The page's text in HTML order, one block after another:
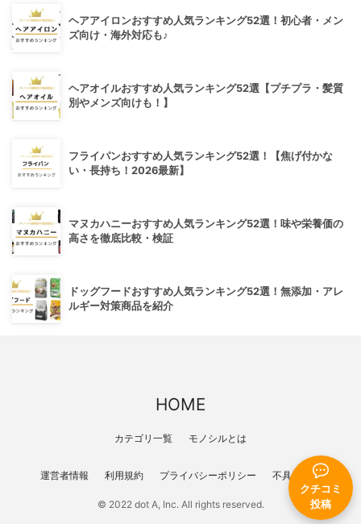
クチコミ
投稿
ヘアアイロンおすすめ人気ランキング52選！初心者・メン
ズ向け・海外対応も♪
ヘアオイルおすすめ人気ランキング52選【プチプラ・髪質
別やメンズ向けも！】
フライパンおすすめ人気ランキング52選！【焦げ付かな
い・長持ち！2026最新】
マヌカハニーおすすめ人気ランキング52選！味や栄養価の
高さを徹底比較・検証
ドッグフードおすすめ人気ランキング52選！無添加・アレ
ルギー対策商品を紹介
HOME
カテゴリ一覧 モノシルとは
運営者情報 利用規約 プライバシーポリシー 不具合報告
© 2022 dot A, Inc. All rights reserved.